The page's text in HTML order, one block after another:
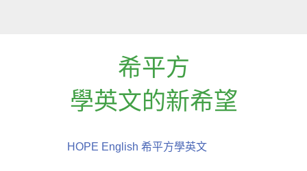
希平方
學英文的新希望
HOPE English 希平方學英文